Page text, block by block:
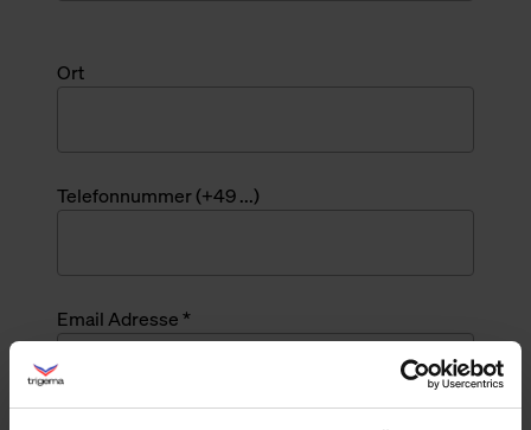
Ort
Telefonnummer (+49 ...)
Email Adresse *